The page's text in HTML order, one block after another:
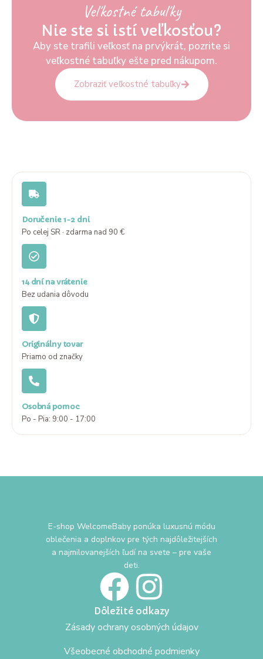
Veľkostné tabuľky
Nie ste si istí veľkosťou?
Aby ste trafili veľkosť na prvýkrát, pozrite si
veľkostné tabuľky ešte pred nákupom.
Zobraziť veľkostné tabuľky
Doručenie 1-2 dni
Po celej SR · zdarma nad 90 €
14 dní na vrátenie
Bez udania dôvodu
Originálny tovar
Priamo od značky
Osobná pomoc
Po - Pia: 9:00 - 17:00
E-shop WelcomeBaby ponúka luxusnú módu
oblečenia a doplnkov pre tých najdôležitejších
a najmilovanejších ľudí na svete – pre vaše
deti.
Dôležité odkazy
Zásady ochrany osobných údajov
Všeobecné obchodné podmienky